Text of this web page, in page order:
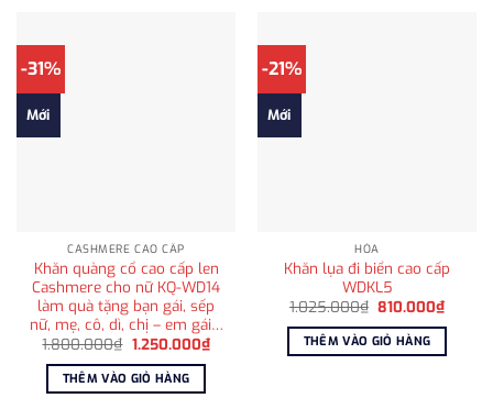
-31%
Mới
CASHMERE CAO CẤP
Khăn quàng cổ cao cấp len
Cashmere cho nữ KQ-WD14
làm quà tặng bạn gái, sếp
nữ, mẹ, cô, dì, chị – em gái…
1.800.000₫ Giá
là:
1.800.000₫.
1.250.000₫Giá
hiện
THÊM VÀO GIỎ HÀNG
-21%
Mới
HỎA
Khăn lụa đi biển cao cấp
WDKL5
1.025.000₫ Giá
là:
1.025.000₫.
810.000₫Giá
hiện
tại
THÊM VÀO GIỎ HÀNG